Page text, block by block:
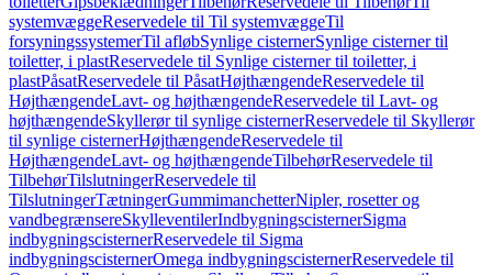
systemvæggeReservedele til Til systemvæggeTil
forsyningssystemerTil afløbSynlige cisternerSynlige cisterner til
toiletter, i plastReservedele til Synlige cisterner til toiletter, i
plastPåsatReservedele til PåsatHøjthængendeReservedele til
HøjthængendeLavt- og højthængendeReservedele til Lavt- og
højthængendeSkyllerør til synlige cisternerReservedele til Skyllerør
til synlige cisternerHøjthængendeReservedele til
HøjthængendeLavt- og højthængendeTilbehørReservedele til
TilbehørTilslutningerReservedele til
TilslutningerTætningerGummimanchetterNipler, rosetter og
vandbegrænsereSkylleventilerIndbygningscisternerSigma
indbygningscisternerReservedele til Sigma
indbygningscisternerOmega indbygningscisternerReservedele til